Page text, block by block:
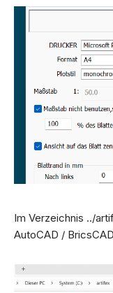
Im Verzeichnis ../
AutoCAD /